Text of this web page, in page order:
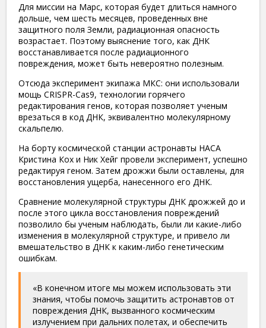
Для миссии на Марс, которая будет длиться намного
дольше, чем шесть месяцев, проведенных вне
защитного поля Земли, радиационная опасность
возрастает. Поэтому выяснение того, как ДНК
восстанавливается после радиационного
повреждения, может быть невероятно полезным.
Отсюда эксперимент экипажа МКС: они использовали
мощь CRISPR-Cas9, технологии горячего
редактирования генов, которая позволяет ученым
врезаться в код ДНК, эквивалентно молекулярному
скальпелю.
На борту космической станции астронавты НАСА
Кристина Кох и Ник Хейг провели эксперимент, успешно
редактируя геном. Затем дрожжи были оставлены, для
восстановления ущерба, нанесенного его ДНК.
Сравнение молекулярной структуры ДНК дрожжей до и
после этого цикла восстановления повреждений
позволило бы ученым наблюдать, были ли какие-либо
изменения в молекулярной структуре, и привело ли
вмешательство в ДНК к каким-либо генетическим
ошибкам.
«В конечном итоге мы можем использовать эти
знания, чтобы помочь защитить астронавтов от
повреждения ДНК, вызванного космическим
излучением при дальних полетах, и обеспечить